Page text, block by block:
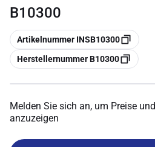
B10300
Kopieren
Artikelnummer INSB10300
Kopieren
Herstellernummer B10300
Melden Sie sich an, um Preise
anzuzeigen